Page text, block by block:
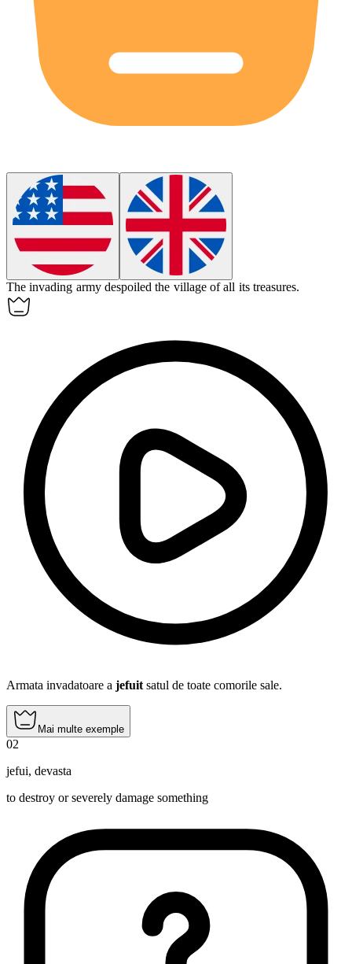
The invading army despoiled the village of all its treasures.
Armata invadatoare a jefuit satul de toate comorile sale.
Mai multe exemple
02
jefui, devasta
to destroy or severely damage something